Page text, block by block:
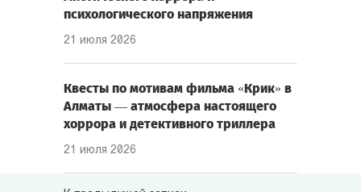
психологического напряжения
21 июля 2026
Квесты по мотивам фильма «Крик» в
Алматы — атмосфера настоящего
хоррора и детективного триллера
21 июля 2026